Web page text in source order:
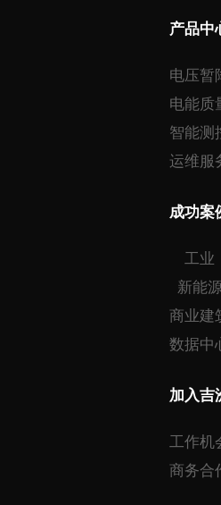
产品中
电压暂
电能质
智能测
运维服
成功案
工业
新能
商业建
数据中
加入吉
工作机
商务合